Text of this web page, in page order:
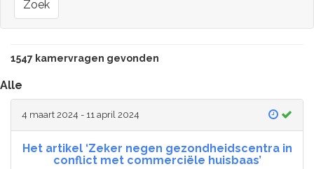
Zoek
1547 kamervragen gevonden
Alle
4 maart 2024 - 11 april 2024
Het artikel ‘Zeker negen gezondheidscentra in
conflict met commerciële huisbaas’